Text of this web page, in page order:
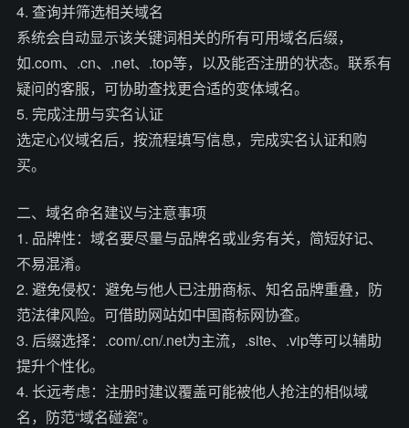
4. 查询并筛选相关域名
系统会自动显示该关键词相关的所有可用域名后缀，
如.com、.cn、.net、.top等，以及能否注册的状态。联系有
疑问的客服，可协助查找更合适的变体域名。
5. 完成注册与实名认证
选定心仪域名后，按流程填写信息，完成实名认证和购
买。
二、域名命名建议与注意事项
1. 品牌性：域名要尽量与品牌名或业务有关，简短好记、
不易混淆。
2. 避免侵权：避免与他人已注册商标、知名品牌重叠，防
范法律风险。可借助网站如中国商标网协查。
3. 后缀选择：.com/.cn/.net为主流，.site、.vip等可以辅助
提升个性化。
4. 长远考虑：注册时建议覆盖可能被他人抢注的相似域
名，防范“域名碰瓷”。